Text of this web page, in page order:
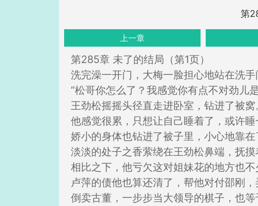
第
上一章
第285章 未了的结局（第1页）
洗完澡一开门，大梅一脸担心地站在洗手
“松哥你怎么了？我感觉你有点不对劲儿
王劲松摇摇头径直走进卧室，钻进了被窝
他感觉很累，只想让自己睡着了，或许睡
娇小的身体也钻进了被子里，小心地靠在
淡淡的处子之香萦绕在王劲松鼻端，抚
相比之下，他亏欠这对姐妹花的地方也不
卢萍的债他也算还清了，帮他对付邵刚
倒卖古董，一步步当大领导的棋子，也